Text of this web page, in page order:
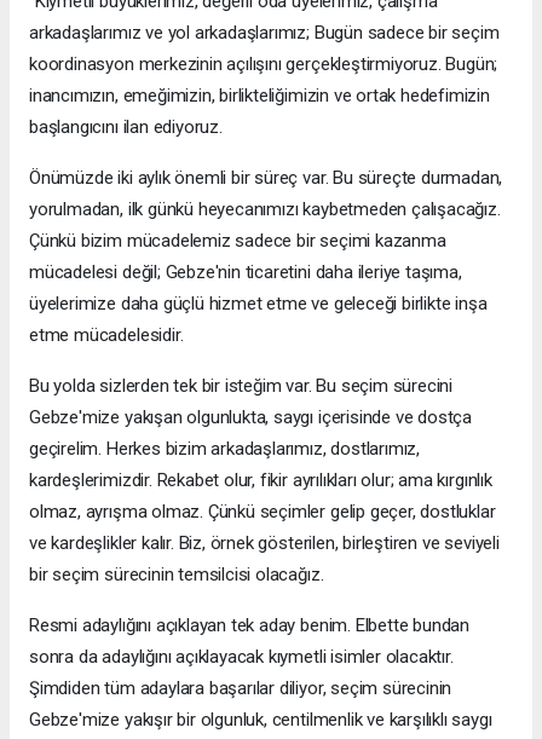
arkadaşlarımız ve yol arkadaşlarımız; Bugün sadece bir seçim
koordinasyon merkezinin açılışını gerçekleştirmiyoruz. Bugün;
inancımızın, emeğimizin, birlikteliğimizin ve ortak hedefimizin
başlangıcını ilan ediyoruz.
Önümüzde iki aylık önemli bir süreç var. Bu süreçte durmadan,
yorulmadan, ilk günkü heyecanımızı kaybetmeden çalışacağız.
Çünkü bizim mücadelemiz sadece bir seçimi kazanma
mücadelesi değil; Gebze'nin ticaretini daha ileriye taşıma,
üyelerimize daha güçlü hizmet etme ve geleceği birlikte inşa
etme mücadelesidir.
Bu yolda sizlerden tek bir isteğim var. Bu seçim sürecini
Gebze'mize yakışan olgunlukta, saygı içerisinde ve dostça
geçirelim. Herkes bizim arkadaşlarımız, dostlarımız,
kardeşlerimizdir. Rekabet olur, fikir ayrılıkları olur; ama kırgınlık
olmaz, ayrışma olmaz. Çünkü seçimler gelip geçer, dostluklar
ve kardeşlikler kalır. Biz, örnek gösterilen, birleştiren ve seviyeli
bir seçim sürecinin temsilcisi olacağız.
Resmi adaylığını açıklayan tek aday benim. Elbette bundan
sonra da adaylığını açıklayacak kıymetli isimler olacaktır.
Şimdiden tüm adaylara başarılar diliyor, seçim sürecinin
Gebze'mize yakışır bir olgunluk, centilmenlik ve karşılıklı saygı